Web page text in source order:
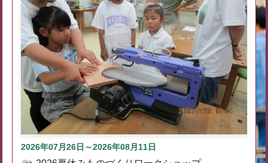
2026年07月26日～2026年08月11日